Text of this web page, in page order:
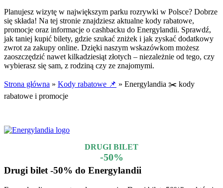
Planujesz wizytę w największym parku rozrywki w Polsce? Dobrze
się składa! Na tej stronie znajdziesz aktualne kody rabatowe,
promocje oraz informacje o cashbacku do Energylandii. Sprawdź,
jak taniej kupić bilety, gdzie szukać zniżek i jak zyskać dodatkowy
zwrot za zakupy online. Dzięki naszym wskazówkom możesz
zaoszczędzić nawet kilkadziesiąt złotych – niezależnie od tego, czy
wybierasz się sam, z rodziną czy ze znajomymi.
Strona główna » Kody rabatowe 📌 » Energylandia ✂️ kody
rabatowe i promocje
DRUGI BILET
-50%
Drugi bilet -50% do Energylandii